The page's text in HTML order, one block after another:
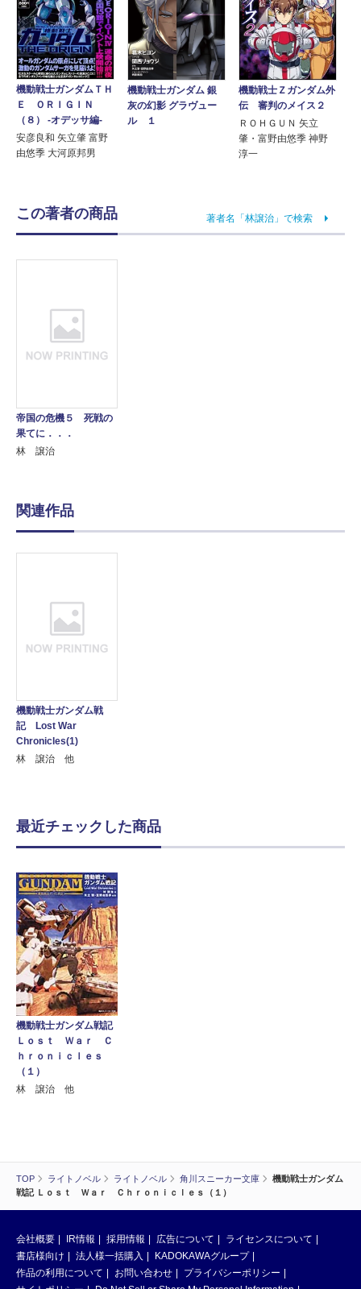
TOP ライトノベル ライトノベル 角川スニーカー文庫
機動戦士ガンダム
戦記 Ｌｏｓｔ Ｗａｒ Ｃｈｒｏｎｉｃｌｅｓ（１）
機動戦士ガンダムＴＨ
Ｅ ＯＲＩＧＩＮ
（８） -オデッサ編-
安彦良和 矢立肇 富野
由悠季 大河原邦男
機動戦士ガンダム 銀
灰の幻影 グラヴュー
ル １
機動戦士Ｚガンダム外
伝 審判のメイス２
ＲＯＨＧＵＮ 矢立
肇・富野由悠季 神野
淳一
この著者の商品 著者名「林譲治」で検索
帝国の危機５ 死戦の
果てに．．．
林 譲治
関連作品
機動戦士ガンダム戦
記 Lost War
Chronicles(1)
林 譲治 他
最近チェックした商品
機動戦士ガンダム戦記
Ｌｏｓｔ Ｗａｒ Ｃ
ｈｒｏｎｉｃｌｅｓ
（１）
林 譲治 他
会社概要 IR情報 採用情報 広告について
ライセンスについて
書店様向け
法人様一括購入
KADOKAWAグループ
作品の利用について
お問い合わせ
プライバシーポリシー